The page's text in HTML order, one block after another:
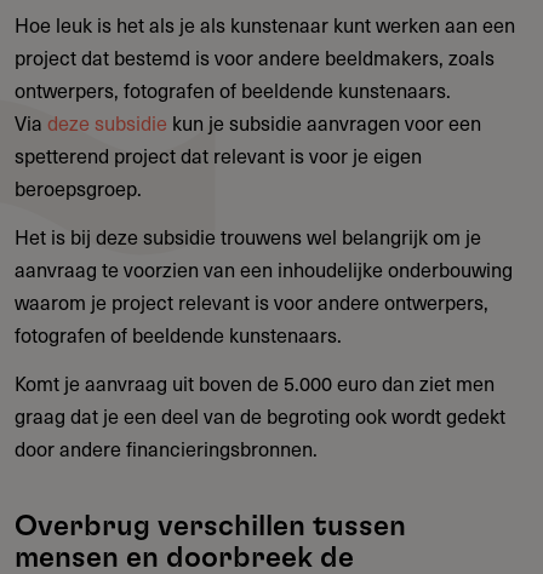
Hoe leuk is het als je als kunstenaar kunt werken aan een
project dat bestemd is voor andere beeldmakers, zoals
ontwerpers, fotografen of beeldende kunstenaars.
Via deze subsidie kun je subsidie aanvragen voor een
spetterend project dat relevant is voor je eigen
beroepsgroep.
Het is bij deze subsidie trouwens wel belangrijk om je
aanvraag te voorzien van een inhoudelijke onderbouwing
waarom je project relevant is voor andere ontwerpers,
fotografen of beeldende kunstenaars.
Komt je aanvraag uit boven de 5.000 euro dan ziet men
graag dat je een deel van de begroting ook wordt gedekt
door andere financieringsbronnen.
Overbrug verschillen tussen
mensen en doorbreek de